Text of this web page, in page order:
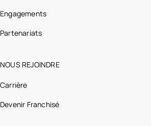
Engagements
Partenariats
NOUS REJOINDRE
Carrière
Devenir Franchisé